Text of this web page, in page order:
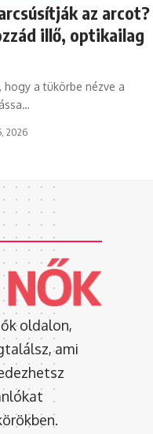
az arcot?
illő, optikailag
hogy a tükörbe nézve a
…
2026
oldalon,
ami